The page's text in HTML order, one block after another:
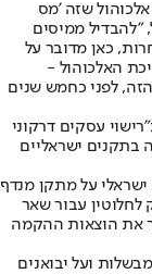
על 85 שקלים לליטר אלכוהול שזה 'מס
"להבדיל ממיסים
כאן מדובר על
האלכוהול -
לפני כחמש שנים
עסקים דרקוני
בתקנים ישראליים
ישראלי על מתקן מנדף
עבור שאר
את הוצאות ההקמה
ועל יבואנים